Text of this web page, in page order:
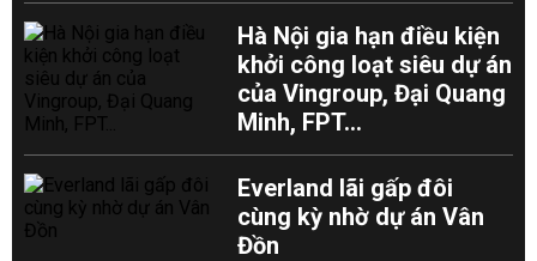
Hà Nội gia hạn điều kiện
khởi công loạt siêu dự án
của Vingroup, Đại Quang
Minh, FPT...
Everland lãi gấp đôi
cùng kỳ nhờ dự án Vân
Đồn